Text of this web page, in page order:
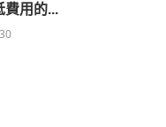
費用的...